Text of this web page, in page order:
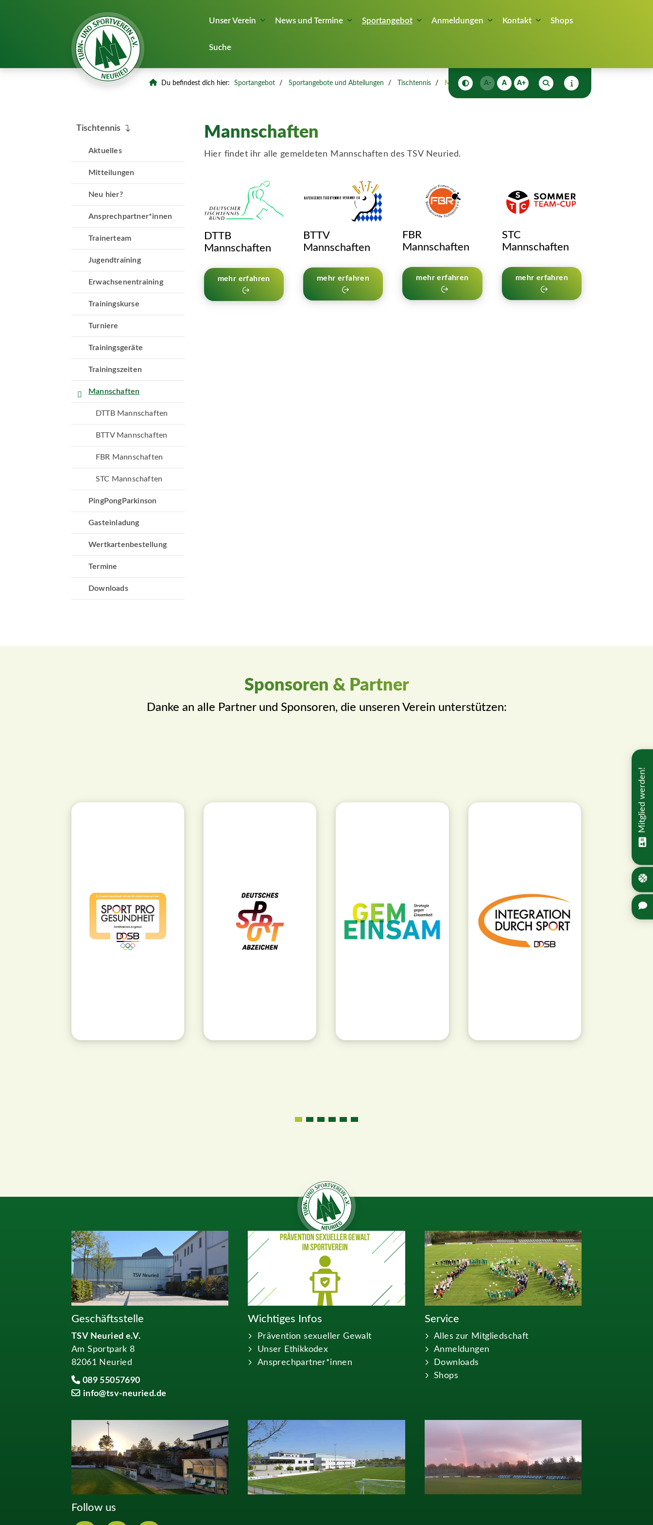
Unser Verein News und Termine Sportangebot Anmeldungen Kontakt Shops
Suche
A- A A+
Du befindest dich hier: Sportangebot Sportangebote und Abteilungen Tischtennis Mannschaften
Mannschaften
Hier findet ihr alle gemeldeten Mannschaften des TSV Neuried.
DTTB
Mannschaften
mehr erfahren
BTTV
Mannschaften
mehr erfahren
FBR
Mannschaften
mehr erfahren
STC
Mannschaften
mehr erfahren
Tischtennis
Aktuelles
Mitteilungen
Neu hier?
Ansprechpartner*innen
Trainerteam
Jugendtraining
Erwachsenentraining
Trainingskurse
Turniere
Trainingsgeräte
Trainingszeiten
Mannschaften
DTTB Mannschaften
BTTV Mannschaften
FBR Mannschaften
STC Mannschaften
PingPongParkinson
Gasteinladung
Wertkartenbestellung
Termine
Downloads
Sponsoren & Partner
Danke an alle Partner und Sponsoren, die unseren Verein unterstützen:
Geschäftsstelle
TSV Neuried e.V.
Am Sportpark 8
82061 Neuried
089 55057690
info@tsv-neuried.de
Wichtiges Infos
Prävention sexueller Gewalt
Unser Ethikkodex
Ansprechpartner*innen
Service
Alles zur Mitgliedschaft
Anmeldungen
Downloads
Shops
Follow us
Mitglied werden!
Geschäftsstelle
TSV Neuried e.V.
Am Sportpark 8
82061 Neuried
089 55057690
info@tsv-neuried.de